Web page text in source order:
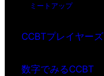
ミートアップ
CCBTプレイヤーズ
数字でみるCCBT